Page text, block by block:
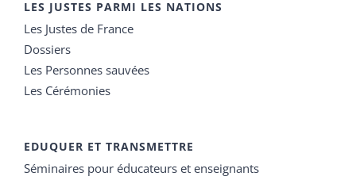
LES JUSTES PARMI LES NATIONS
Les Justes de France
Dossiers
Les Personnes sauvées
Les Cérémonies
EDUQUER ET TRANSMETTRE
Séminaires pour éducateurs et enseignants